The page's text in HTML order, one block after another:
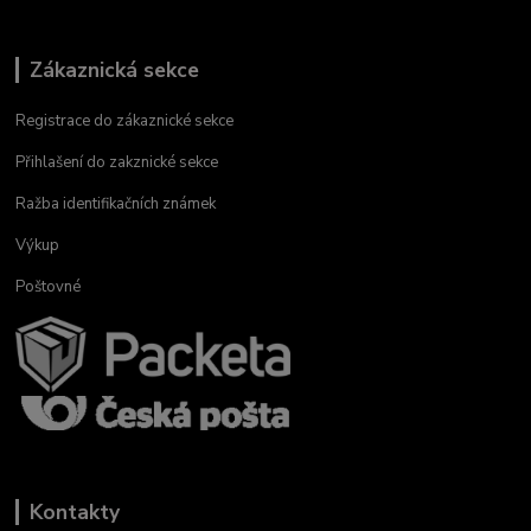
Zákaznická sekce
Registrace do zákaznické sekce
Přihlašení do zakznické sekce
Ražba identifikačních známek
Výkup
Poštovné
Kontakty